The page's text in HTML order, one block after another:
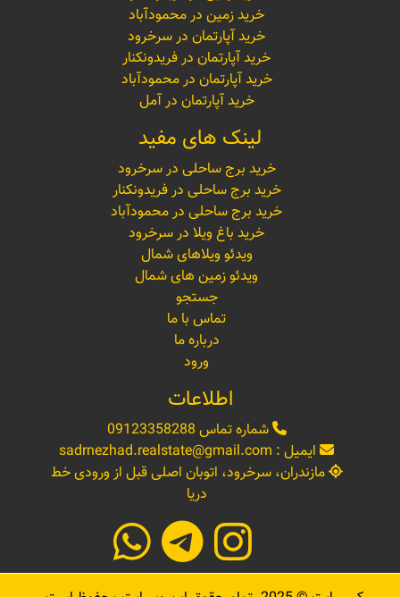
خرید زمین در محمودآباد
خرید آپارتمان در سرخرود
خرید آپارتمان در فریدونکنار
خرید آپارتمان در محمودآباد
خرید آپارتمان در آمل
لینک های مفید
خرید برج ساحلی در سرخرود
خرید برج ساحلی در فریدونکنار
خرید برج ساحلی در محمودآباد
خرید باغ ویلا در سرخرود
ویدئو ویلاهای شمال
ویدئو زمین های شمال
جستجو
تماس با ما
درباره ما
ورود
اطلاعات
شماره تماس 09123358288
ایمیل : sadrnezhad.realstate@gmail.com
مازندران، سرخرود، اتوبان اصلی قبل از ورودی خط
دریا